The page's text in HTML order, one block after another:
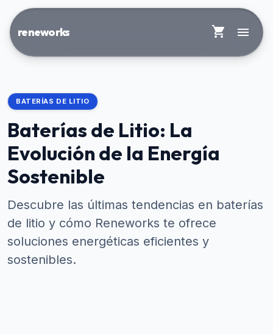
reneworks shopping_cart menu
BATERÍAS DE LITIO
Baterías de Litio: La
Evolución de la Energía
Sostenible
Descubre las últimas tendencias en baterías
de litio y cómo Reneworks te ofrece
soluciones energéticas eficientes y
sostenibles.